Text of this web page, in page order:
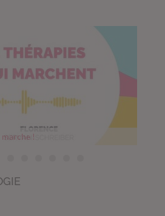
marche !franchir le pas
forme
nourrissent notre cerveau
du Memento mori
un abandon